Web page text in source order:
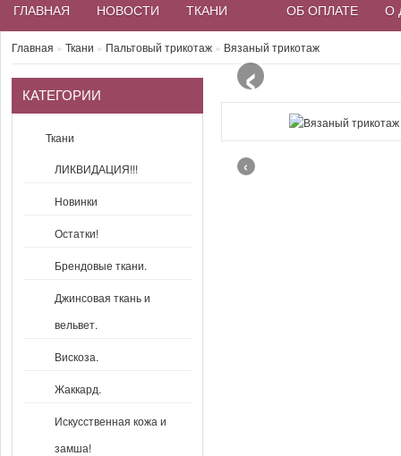
ГЛАВНАЯ НОВОСТИ ТКАНИ ОБ ОПЛАТЕ О
Главная » Ткани » Пальтовый трикотаж » Вязаный трикотаж
КАТЕГОРИИ
Ткани
ЛИКВИДАЦИЯ!!!
Новинки
Остатки!
Брендовые ткани.
Джинсовая ткань и
вельвет.
Вискоза.
Жаккард.
Искусственная кожа и
замша!
‹
‹